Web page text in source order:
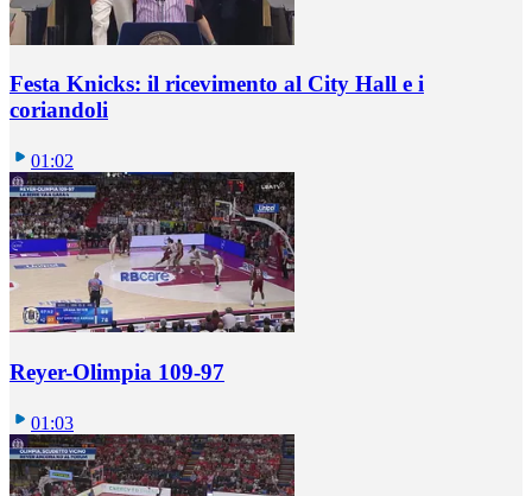
Festa Knicks: il ricevimento al City Hall e i
coriandoli
01:02
Reyer-Olimpia 109-97
01:03